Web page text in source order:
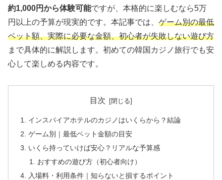
約1,000円から体験可能ですが、本格的に楽しむなら5万
円以上の予算が現実的です。本記事では、 ゲーム別の最低
ベット額、実際に必要な金額、初心者が失敗しない遊び方
まで具体的に解説します。初めての韓国カジノ旅行でも安
心して楽しめる内容です。
目次
インスパイアホテルのカジノはいくらから？結論
ゲーム別｜最低ベット金額の目安
いくら持っていけば安心？リアルな予算感
おすすめの遊び方（初心者向け）
入場料・利用条件｜知らないと損するポイント